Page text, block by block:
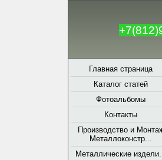
Главная страница
Каталог статей
Фотоальбомы
Контакты
Производство и
Металлоконстр...
Металлические